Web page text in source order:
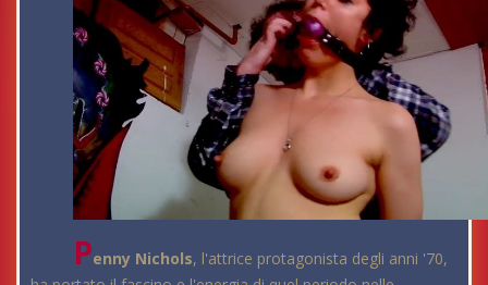
Penny Nichols, l'attrice protagonista degli anni '70,